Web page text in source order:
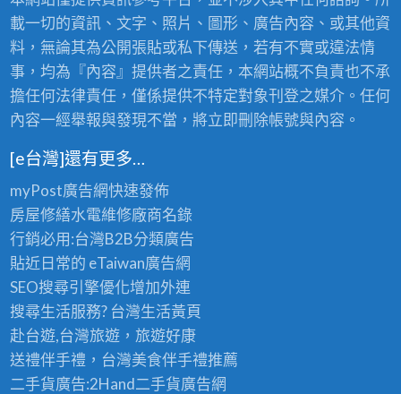
載一切的資訊、文字、照片、圖形、廣告內容、或其他資
料，無論其為公開張貼或私下傳送，若有不實或違法情
事，均為『內容』提供者之責任，本網站概不負責也不承
擔任何法律責任，僅係提供不特定對象刊登之媒介。任何
內容一經舉報與發現不當，將立即刪除帳號與內容。
[e台灣]還有更多…
myPost廣告網快速發佈
房屋修繕水電維修廠商名錄
行銷必用:台灣B2B分類廣告
貼近日常的 eTaiwan廣告網
SEO搜尋引擎優化增加外連
搜尋生活服務? 台灣生活黃頁
赴台遊,台灣旅遊，旅遊好康
送禮伴手禮，台灣美食伴手禮推薦
二手貨廣告:2Hand二手貨廣告網